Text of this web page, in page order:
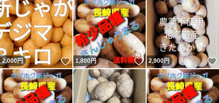
2,000円 いいね！
1,800 円 いいね！
2,900円